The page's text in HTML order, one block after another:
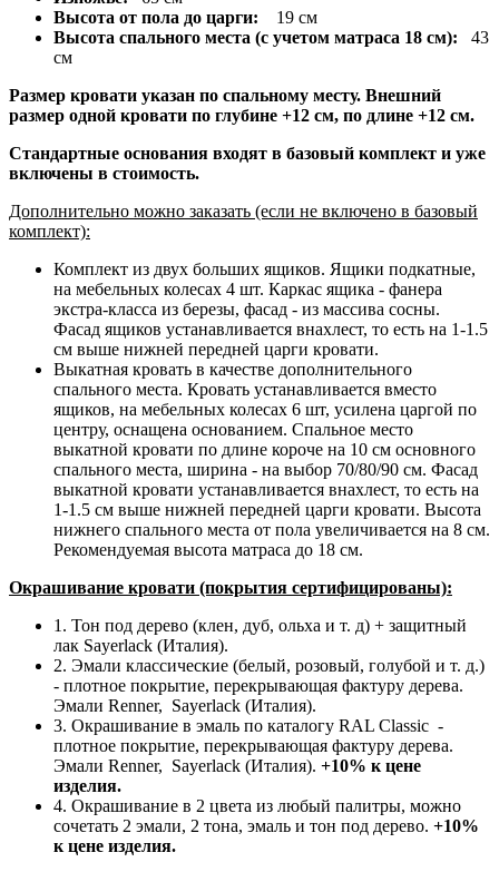
Высота от пола до царги: 19 см
Высота спального места (с учетом матраса 18 см): 43
см
Размер кровати указан по спальному месту. Внешний
размер одной кровати по глубине +12 см, по длине +12 см.
Стандартные основания входят в базовый комплект и уже
включены в стоимость.
Дополнительно можно заказать (если не включено в базовый
комплект):
Комплект из двух больших ящиков. Ящики подкатные,
на мебельных колесах 4 шт. Каркас ящика - фанера
экстра-класса из березы, фасад - из массива сосны.
Фасад ящиков устанавливается внахлест, то есть на 1-1.5
см выше нижней передней царги кровати.
Выкатная кровать в качестве дополнительного
спального места. Кровать устанавливается вместо
ящиков, на мебельных колесах 6 шт, усилена царгой по
центру, оснащена основанием. Спальное место
выкатной кровати по длине короче на 10 см основного
спального места, ширина - на выбор 70/80/90 см. Фасад
выкатной кровати устанавливается внахлест, то есть на
1-1.5 см выше нижней передней царги кровати. Высота
нижнего спального места от пола увеличивается на 8 см.
Рекомендуемая высота матраса до 18 см.
Окрашивание кровати (покрытия сертифицированы):
1. Тон под дерево (клен, дуб, ольха и т. д) + защитный
лак Sayerlack (Италия).
2. Эмали классические (белый, розовый, голубой и т. д.)
- плотное покрытие, перекрывающая фактуру дерева.
Эмали Renner, Sayerlack (Италия).
3. Окрашивание в эмаль по каталогу RAL Classic -
плотное покрытие, перекрывающая фактуру дерева.
Эмали Renner, Sayerlack (Италия). +10% к цене
изделия.
4. Окрашивание в 2 цвета из любый палитры, можно
сочетать 2 эмали, 2 тона, эмаль и тон под дерево. +10%
к цене изделия.